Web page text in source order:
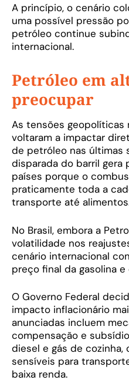
A princípio, o cenário
uma possível pressão
petróleo continue
internacional.
Petróleo em
preocupar
As tensões geopolíticas
voltaram a impactar
de petróleo nas últimas
disparada do barril gera
países porque o
praticamente toda a
transporte até
No Brasil, embora a
volatilidade nos
cenário internacional
preço final da gasolina
O Governo Federal
impacto inflacionário
anunciadas incluem
compensação e
diesel e gás de cozinha,
sensíveis para
baixa renda.